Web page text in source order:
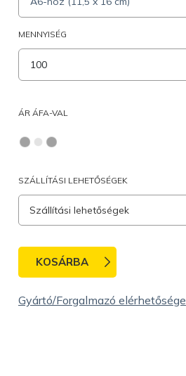
MENNYISÉG
ÁR ÁFA-VAL
SZÁLLÍTÁSI LEHETŐSÉGEK
Szállítási lehetőségek
KOSÁRBA
Gyártó/Forgalmazó elérhetősége